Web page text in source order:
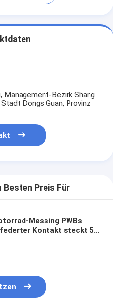
Management-Bezirk Shang
Dongs Guan, Provinz
Besten Preis Für
Messing PWBs
Kontakt steckt 50